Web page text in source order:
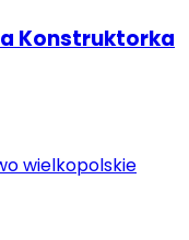
Konstruktorka
wielkopolskie